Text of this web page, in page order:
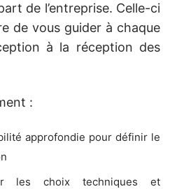
de l’entreprise. Celle-ci
de vous guider à chaque
à la réception des
:
approfondie pour définir le
les choix techniques et